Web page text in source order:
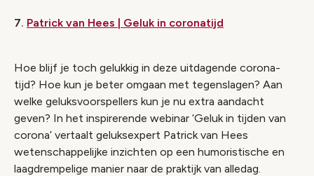
7. Patrick van Hees | Geluk in coronatijd
Hoe blijf je toch gelukkig in deze uitdagende corona-
tijd? Hoe kun je beter omgaan met tegenslagen? Aan
welke geluksvoorspellers kun je nu extra aandacht
geven? In het inspirerende webinar ‘Geluk in tijden van
corona’ vertaalt geluksexpert Patrick van Hees
wetenschappelijke inzichten op een humoristische en
laagdrempelige manier naar de praktijk van alledag.